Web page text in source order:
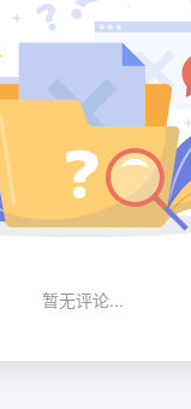
暂无评论...